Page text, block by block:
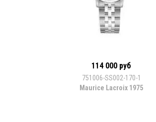
114 000 руб
751006-SS002-170-1
Maurice Lacroix 1975